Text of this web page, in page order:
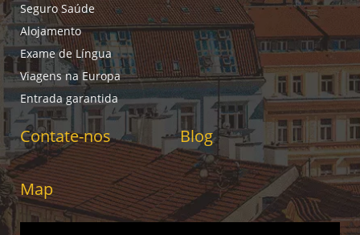
Seguro Saúde
Alojamento
Exame de Língua
Viagens na Europa
Entrada garantida
Contate-nos Blog
Map